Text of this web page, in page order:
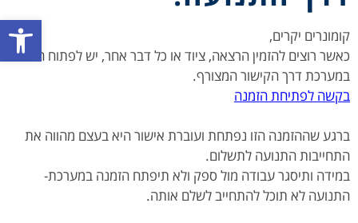
פתח
קומונרים יקרים,
כאשר רוצים להזמין הרצאה, ציוד או כל דבר אחר, יש לפתוח הזמנה
במערכת דרך הקישור המצורף.
בקשה לפתיחת הזמנה
ברגע שההזמנה הזו נפתחת ועוברת אישור היא בעצם מהווה את
התחייבות התנועה לתשלום.
במידה ותיסגר עבודה מול ספק ולא תיפתח הזמנה במערכת-
התנועה לא תוכל להתחייב לשלם אותה.